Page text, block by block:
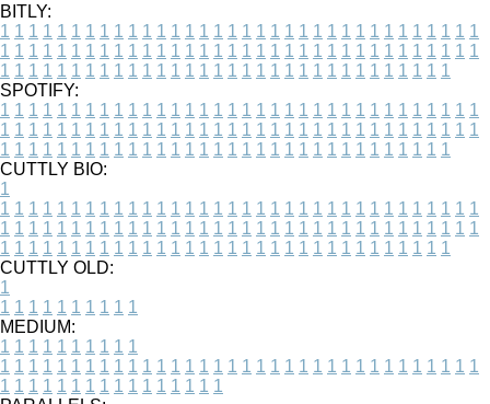
BITLY:
1 1 1 1 1 1 1 1 1 1 1 1 1 1 1 1 1 1 1 1 1 1 1 1 1 1 1 1 1 1 1 1 1 1
1 1 1 1 1 1 1 1 1 1 1 1 1 1 1 1 1 1 1 1 1 1 1 1 1 1 1 1 1 1 1 1 1 1
1 1 1 1 1 1 1 1 1 1 1 1 1 1 1 1 1 1 1 1 1 1 1 1 1 1 1 1 1 1 1 1
SPOTIFY:
1 1 1 1 1 1 1 1 1 1 1 1 1 1 1 1 1 1 1 1 1 1 1 1 1 1 1 1 1 1 1 1 1 1
1 1 1 1 1 1 1 1 1 1 1 1 1 1 1 1 1 1 1 1 1 1 1 1 1 1 1 1 1 1 1 1 1 1
1 1 1 1 1 1 1 1 1 1 1 1 1 1 1 1 1 1 1 1 1 1 1 1 1 1 1 1 1 1 1 1
CUTTLY BIO:
1
1 1 1 1 1 1 1 1 1 1 1 1 1 1 1 1 1 1 1 1 1 1 1 1 1 1 1 1 1 1 1 1 1 1
1 1 1 1 1 1 1 1 1 1 1 1 1 1 1 1 1 1 1 1 1 1 1 1 1 1 1 1 1 1 1 1 1 1
1 1 1 1 1 1 1 1 1 1 1 1 1 1 1 1 1 1 1 1 1 1 1 1 1 1 1 1 1 1 1 1
CUTTLY OLD:
1
1 1 1 1 1 1 1 1 1 1
MEDIUM:
1 1 1 1 1 1 1 1 1 1
1 1 1 1 1 1 1 1 1 1 1 1 1 1 1 1 1 1 1 1 1 1 1 1 1 1 1 1 1 1 1 1 1 1
1 1 1 1 1 1 1 1 1 1 1 1 1 1 1 1